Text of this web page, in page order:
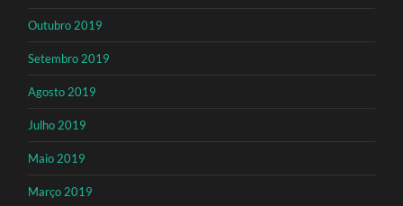
Outubro 2019
Setembro 2019
Agosto 2019
Julho 2019
Maio 2019
Março 2019